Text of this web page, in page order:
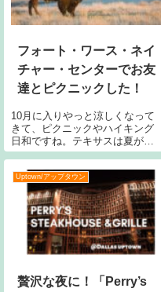
フォート・ワース・ネイ
チャー・センターでお友
達とピクニックした！
10月に入りやっと涼しくなって
きて、ピクニックやハイキング
日和ですね。テキサスは夏が長
い分、秋はとても短く、あっと
てしまうので、ぜひこの貴重な
シーズンを無駄にせず過ごして
くださいね！そんなわけで、少
し前ですが友人
Uptown/アップタウン
贅沢な夜に！「Perry’s